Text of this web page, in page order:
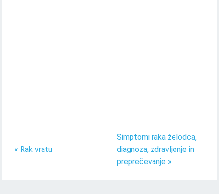
« Rak vratu
Simptomi raka želodca,
diagnoza, zdravljenje in
preprečevanje »